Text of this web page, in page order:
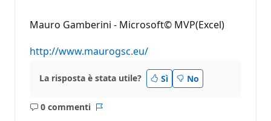
Mauro Gamberini - Microsoft© MVP(Excel)
http://www.maurogsc.eu/
La risposta è stata utile? Sì No
0 commenti
Nessun